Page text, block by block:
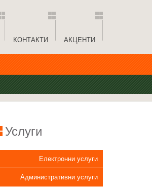
КОНТАКТИ АКЦЕНТИ
Услуги
Електронни услуги
Административни услуги